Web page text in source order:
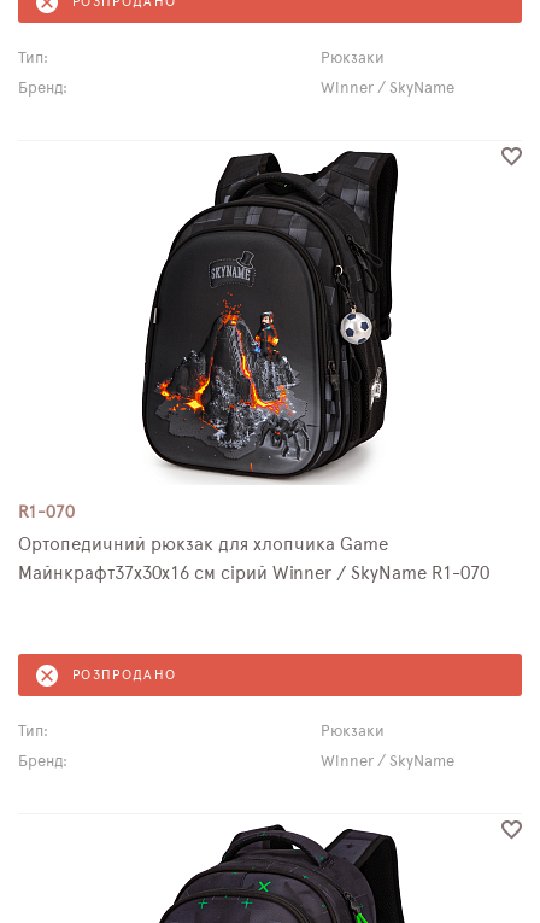
Тип:
Рюкзаки
Бренд:
Winner / SkyName
R1-070
Ортопедичний рюкзак для хлопчика Game
Майнкрафт37х30х16 см сірий Winner / SkyName R1-070
РОЗПРОДАНО
Тип:
Рюкзаки
Бренд:
Winner / SkyName